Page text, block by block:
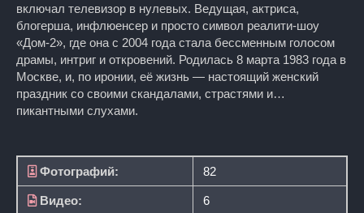
включал телевизор в нулевых. Ведущая, актриса,
блогерша, инфлюенсер и просто символ реалити-шоу
«Дом-2», где она с 2004 года стала бессменным голосом
драмы, интриг и откровений. Родилась 8 марта 1983 года в
Москве, и, по иронии, её жизнь — настоящий женский
праздник со своими скандалами, страстями и…
пикантными слухами.
Фотографий: 82
Видео: 6